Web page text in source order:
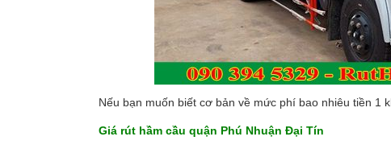
Nếu bạn muốn biết cơ bản về mức phí bao nhiêu tiền 1
Giá rút hầm cầu quận Phú Nhuận Đại Tín